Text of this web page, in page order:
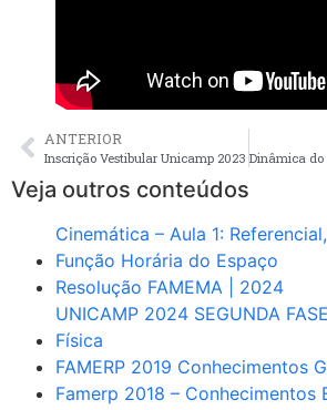
ANTERIOR
Inscrição Vestibular Unicamp 2023
Veja outros conteúdos
Cinemática – Aula 1:
Função Horária do Espaço
Resolução FAMEMA | 2024
UNICAMP 2024 SEGUNDA
Física
FAMERP 2019 Conhecimentos
Famerp 2018 – Conhecimentos